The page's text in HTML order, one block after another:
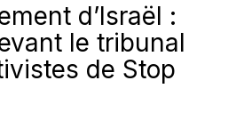
d’Israël :
le tribunal
de Stop